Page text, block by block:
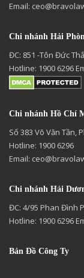
Email:
Chi nhánh Hải
ĐC: 851 -Tôn Đức
Hotline: 1900 6296
Chi nhánh Hồ Chí
Số 383 Võ Văn Tần,
Hotline: 1900 6296
Email:
Chi nhánh Hải
ĐC: 4/95 Phan Đình
Hotline: 1900 6296
Bản Đồ Công Ty